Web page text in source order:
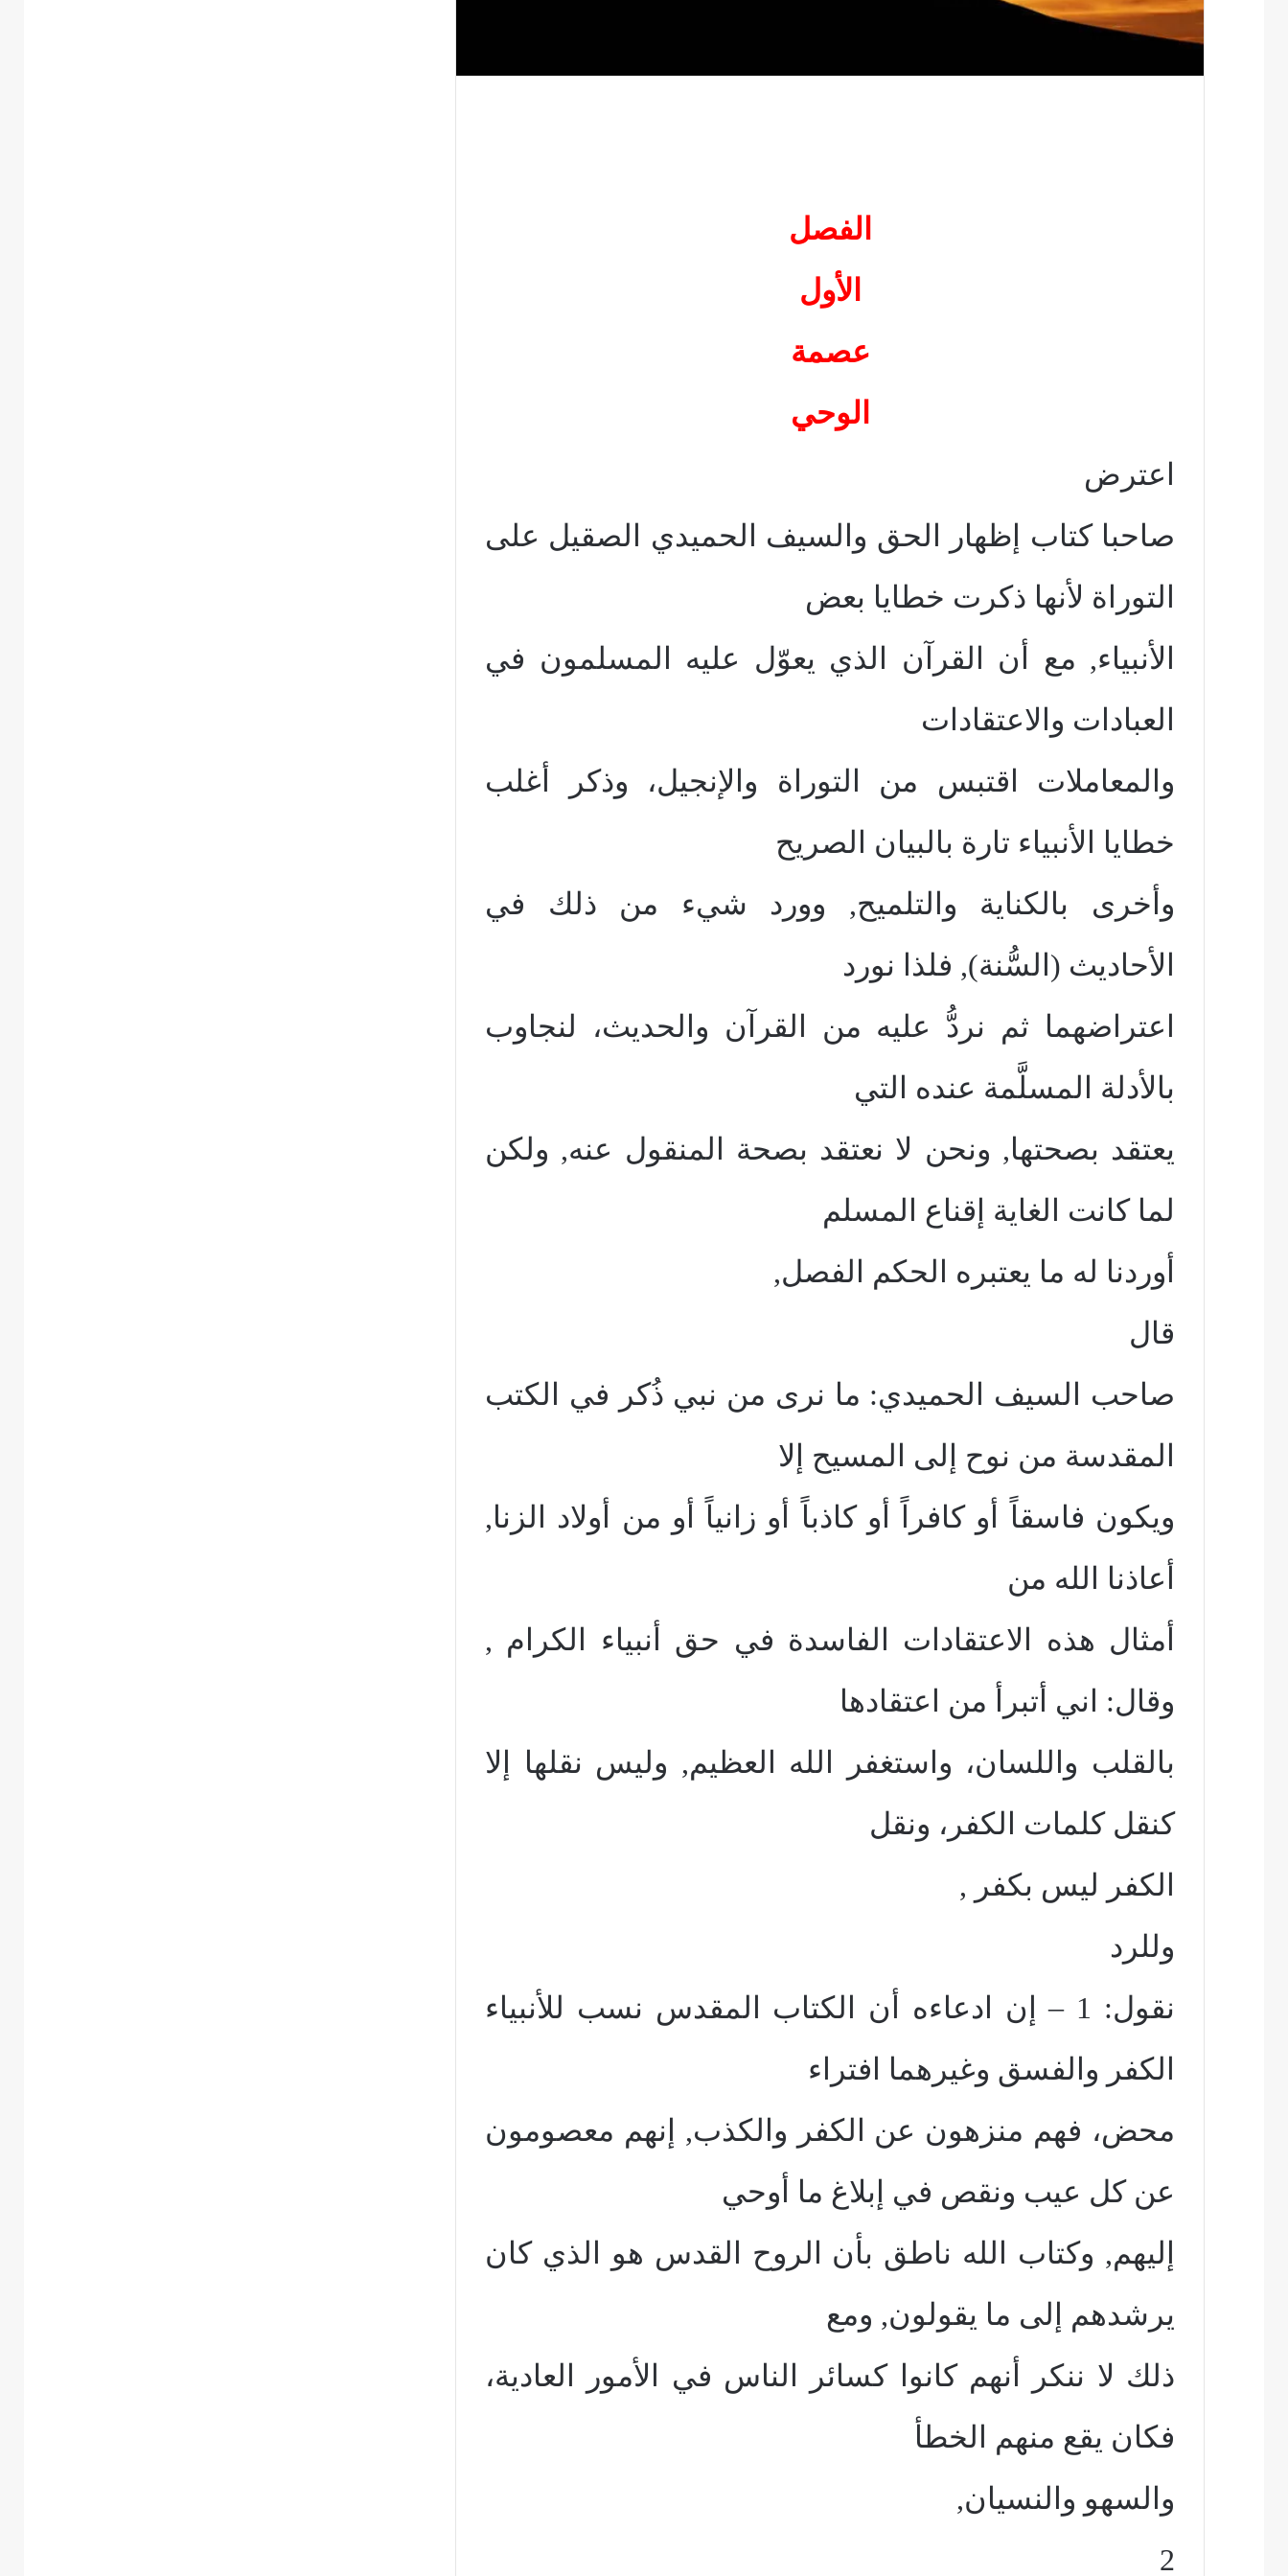
الفصل
الأول
عصمة
الوحي
اعترض
صاحبا كتاب إظهار الحق والسيف الحميدي الصقيل على
التوراة لأنها ذكرت خطايا بعض
الأنبياء, مع أن القرآن الذي يعوّل عليه المسلمون في
العبادات والاعتقادات
والمعاملات اقتبس من التوراة والإنجيل، وذكر أغلب
خطايا الأنبياء تارة بالبيان الصريح
وأخرى بالكناية والتلميح, وورد شيء من ذلك في
الأحاديث (السُّنة), فلذا نورد
اعتراضهما ثم نردُّ عليه من القرآن والحديث، لنجاوب
بالأدلة المسلَّمة عنده التي
يعتقد بصحتها, ونحن لا نعتقد بصحة المنقول عنه, ولكن
لما كانت الغاية إقناع المسلم
أوردنا له ما يعتبره الحكم الفصل,
قال
صاحب السيف الحميدي: ما نرى من نبي ذُكر في الكتب
المقدسة من نوح إلى المسيح إلا
ويكون فاسقاً أو كافراً أو كاذباً أو زانياً أو من أولاد الزنا,
أعاذنا الله من
أمثال هذه الاعتقادات الفاسدة في حق أنبياء الكرام ,
وقال: اني أتبرأ من اعتقادها
بالقلب واللسان، واستغفر الله العظيم, وليس نقلها إلا
كنقل كلمات الكفر، ونقل
الكفر ليس بكفر ,
وللرد
نقول: 1 – إن ادعاءه أن الكتاب المقدس نسب للأنبياء
الكفر والفسق وغيرهما افتراء
محض، فهم منزهون عن الكفر والكذب, إنهم معصومون
عن كل عيب ونقص في إبلاغ ما أوحي
إليهم, وكتاب الله ناطق بأن الروح القدس هو الذي كان
يرشدهم إلى ما يقولون, ومع
ذلك لا ننكر أنهم كانوا كسائر الناس في الأمور العادية،
فكان يقع منهم الخطأ
والسهو والنسيان,
2